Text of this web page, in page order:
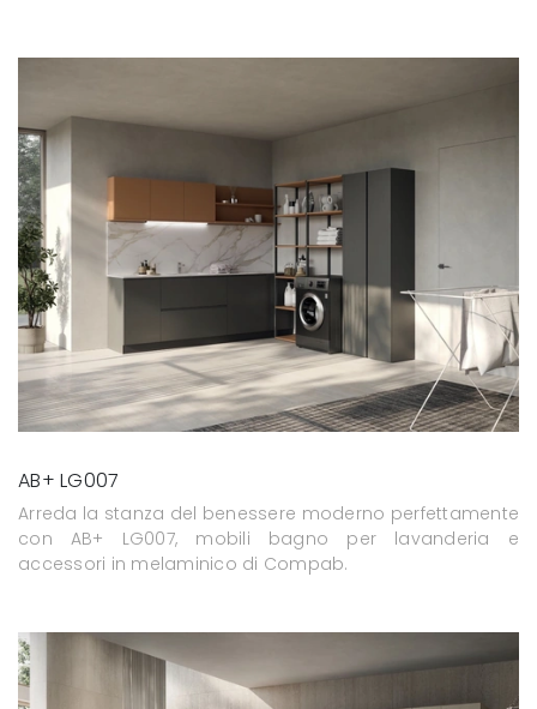
AB+ LG007
Arreda la stanza del benessere moderno perfettamente
con AB+ LG007, mobili bagno per lavanderia e
accessori in melaminico di Compab.